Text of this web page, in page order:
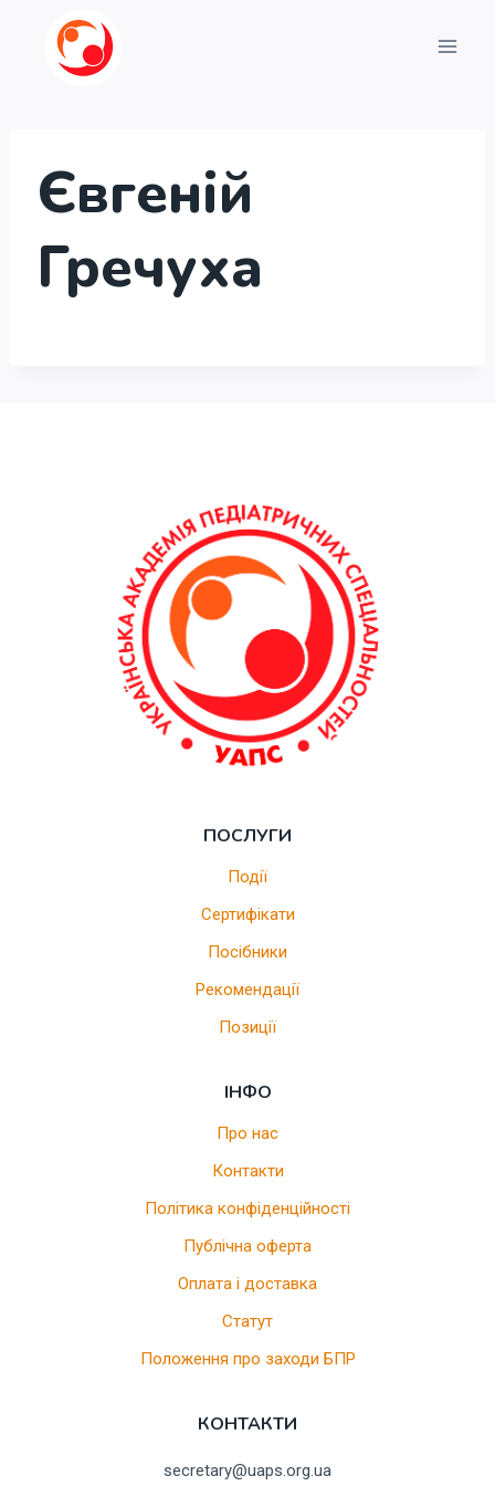
Перейти
Євгеній
Гречуха
ПОСЛУГИ
Події
Сертифікати
Посібники
Рекомендації
Позиції
ІНФО
Про нас
Контакти
Політика конфіденційності
Публічна оферта
Оплата і доставка
Статут
Положення про заходи БПР
КОНТАКТИ
secretary@uaps.org.ua